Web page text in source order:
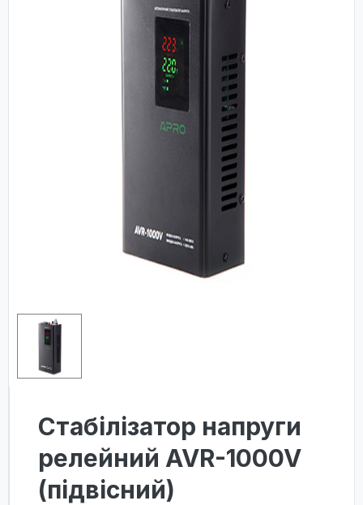
Cтабілізатор напруги
релейний AVR-1000V
(підвісний)